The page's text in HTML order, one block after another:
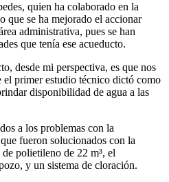
quien ha colaborado en la
se ha mejorado el accionar
administrativa, pues se han
que tenía ese acueducto.
desde mi perspectiva, es que nos
el primer estudio técnico dictó como
disponibilidad de agua a las
a los problemas con la
fueron solucionados con la
polietileno de 22 m³, el
y un sistema de cloración.